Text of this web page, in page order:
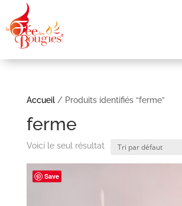
Accueil/ Produits identifiés “ferme”
ferme
Voici le seul résultat
Save